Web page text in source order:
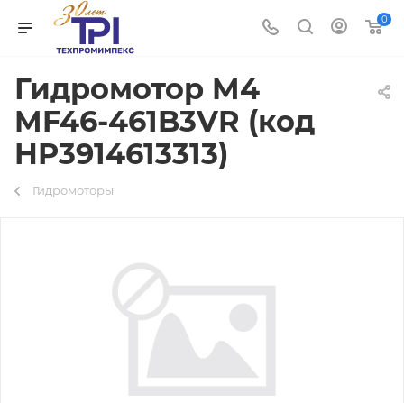
0
Гидромотор M4
MF46-461B3VR (код
HP3914613313)
Гидромоторы